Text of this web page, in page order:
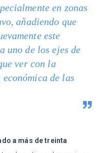
en zonas
añadiendo que
este
uno de los ejes de
ver con la
de las
a más de treinta